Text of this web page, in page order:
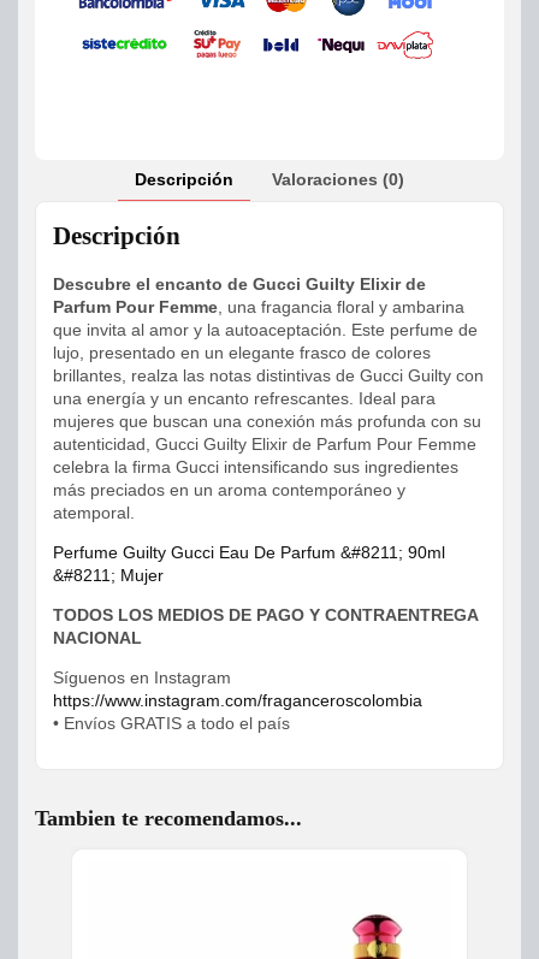
Descripción Valoraciones (0)
Descripción
Descubre el encanto de Gucci Guilty Elixir de
Parfum Pour Femme, una fragancia floral y ambarina
que invita al amor y la autoaceptación. Este perfume de
lujo, presentado en un elegante frasco de colores
brillantes, realza las notas distintivas de Gucci Guilty con
una energía y un encanto refrescantes. Ideal para
mujeres que buscan una conexión más profunda con su
autenticidad, Gucci Guilty Elixir de Parfum Pour Femme
celebra la firma Gucci intensificando sus ingredientes
más preciados en un aroma contemporáneo y
atemporal.
Perfume Guilty Gucci Eau De Parfum &#8211; 90ml
&#8211; Mujer
TODOS LOS MEDIOS DE PAGO Y CONTRAENTREGA
NACIONAL
Síguenos en Instagram
https://www.instagram.com/fraganceroscolombia
• Envíos GRATIS a todo el país
Tambien te recomendamos...